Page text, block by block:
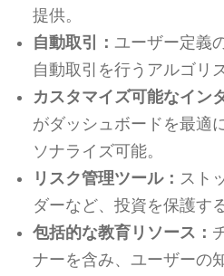
提供。
自動取引： ユーザー定義
自動取引を行うアルゴリ
カスタマイズ可能なイン
がダッシュボードを最適
ソナライズ可能。
リスク管理ツール： スト
ダーなど、投資を保護す
包括的な教育リソース：
ナーを含み、ユーザーの